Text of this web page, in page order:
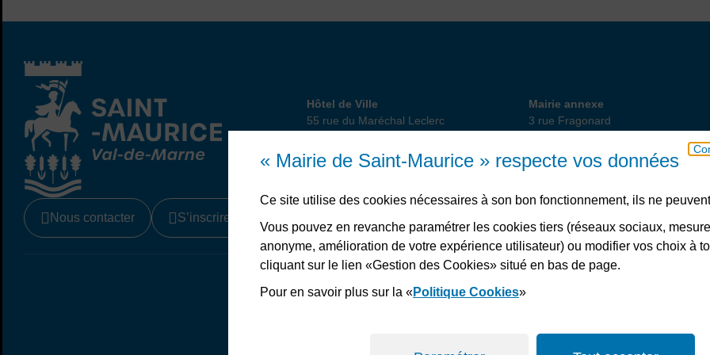
« Mairie de Saint-Maurice » respecte vos données
Ce site utilise des cookies nécessaires à son bon fonctionnement, ils ne
Vous pouvez en revanche paramétrer les cookies tiers (réseaux sociaux,
anonyme, amélioration de votre expérience utilisateur) ou modifier vos choix à
cliquant sur le lien «Gestion des Cookies» situé en bas de page.
Pour en savoir plus sur la «Politique Cookies»
Hôtel de Ville
Hôtel de Ville
55 rue du Maréchal Leclerc
01 45 18 82 10
Annexe
Mairie annexe
3 rue Fragonard
01 49 76 47 55
Nous contacter S’inscrire à la newsletter
Mentions légalesPlan du siteAccessibilité : non conforme